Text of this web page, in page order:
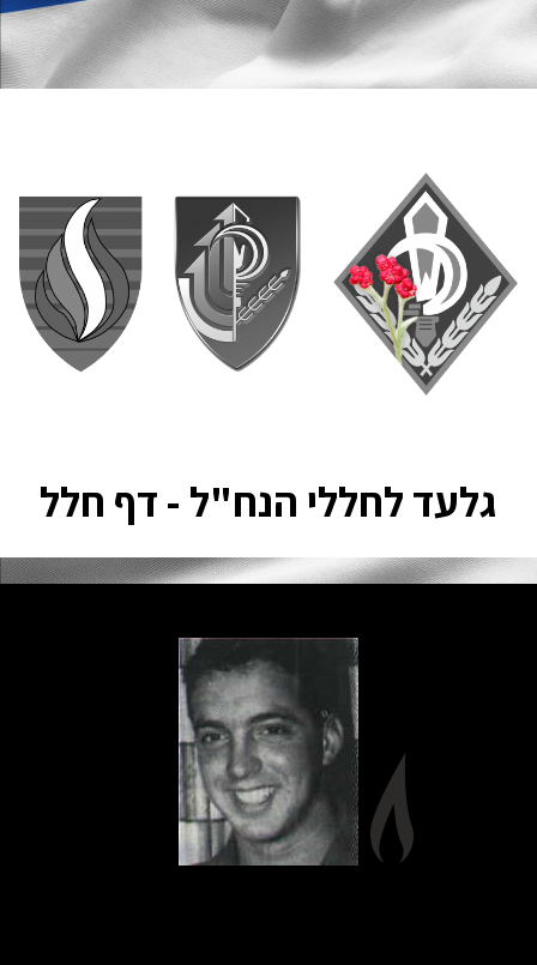
גלעד לחללי הנח"ל - דף חלל